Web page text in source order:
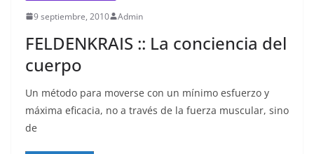
9 septiembre, 2010 Admin
FELDENKRAIS :: La conciencia del
cuerpo
Un método para moverse con un mínimo esfuerzo y
máxima eficacia, no a través de la fuerza muscular, sino
de